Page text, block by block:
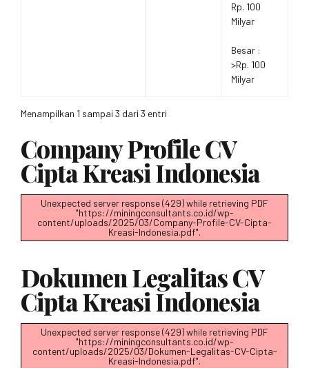
Rp. 100
Milyar
Besar :
>Rp. 100
Milyar
Menampilkan 1 sampai 3 dari 3 entri
Company Profile CV
Cipta Kreasi Indonesia
Unexpected server response (429) while retrieving PDF
"https://miningconsultants.co.id/wp-
content/uploads/2025/03/Company-Profile-CV-Cipta-
Kreasi-Indonesia.pdf".
Dokumen Legalitas CV
Cipta Kreasi Indonesia
Unexpected server response (429) while retrieving PDF
"https://miningconsultants.co.id/wp-
content/uploads/2025/03/Dokumen-Legalitas-CV-Cipta-
Kreasi-Indonesia.pdf".